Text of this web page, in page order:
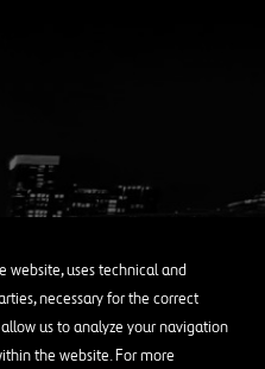
website, uses technical and
necessary for the correct
us to analyze your navigation
the website. For more